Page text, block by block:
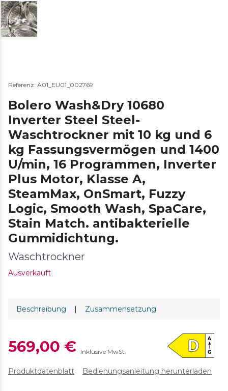
Referenz: A01_EU01_002769
Bolero Wash&Dry 10680
Inverter Steel Steel-
Waschtrockner mit 10 kg und 6
kg Fassungsvermögen und 1400
U/min, 16 Programmen, Inverter
Plus Motor, Klasse A,
SteamMax, OnSmart, Fuzzy
Logic, Smooth Wash, SpaCare,
Stain Match. antibakterielle
Gummidichtung.
Waschtrockner
Ausverkauft
Beschreibung | Zusammensetzung
569,00 € Inklusive MwSt.
Produktdatenblatt Bedienungsanleitung herunterladen